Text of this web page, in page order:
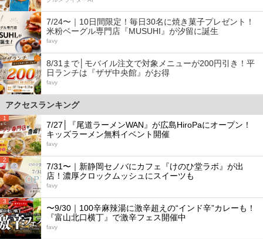
7/24〜｜10日間限定！毎日30名に焼き菓子プレゼント！
米粉ベーグル専門店『MUSUHI』が汐留に誕生
favy
8/31まで│モバイル注文で対象メニューが200円引き！平
日ランチは『ザザ中央館』がお得
favy
アクセスランキング
1
7/27│『尾道ラーメンWAN』が広島HiroPaにオープン！
キッズラーメン無料イベント開催
favy
2
7/31〜｜新静岡セノバにカフェ『けのひ堂ラボ』が出
店！濃厚クロックムッシュにスイーツも
favy
3
〜9/30｜100辛麻辣湯に激辛超えの“インド辛”カレーも！
『富山北口横丁』で激辛フェス開催中
favy